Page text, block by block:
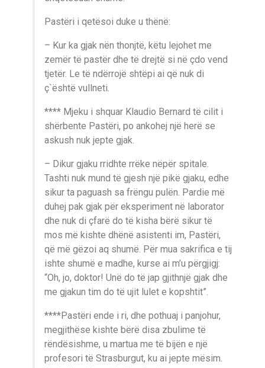
Pastëri i qetësoi duke u thënë:
– Kur ka gjak nën thonjtë, këtu lejohet me
zemër të pastër dhe të drejtë si në çdo vend
tjetër. Le të ndërrojë shtëpi ai që nuk di
ç`është vullneti.
**** Mjeku i shquar Klaudio Bernard të cilit i
shërbente Pastëri, po ankohej një herë se
askush nuk jepte gjak.
– Dikur gjaku rridhte rrëke nëpër spitale.
Tashti nuk mund të gjesh një pikë gjaku, edhe
sikur ta paguash sa frëngu pulën. Pardie më
duhej pak gjak për eksperiment në laborator
dhe nuk di çfarë do të kisha bërë sikur të
mos më kishte dhënë asistenti im, Pastëri,
që më gëzoi aq shumë. Për mua sakrifica e tij
ishte shumë e madhe, kurse ai m’u përgjigj:
“Oh, jo, doktor! Unë do të jap gjithnjë gjak dhe
me gjakun tim do të ujit lulet e kopshtit”.
****Pastëri ende i ri, dhe pothuaj i panjohur,
megjithëse kishte bërë disa zbulime të
rëndësishme, u martua me të bijën e një
profesori të Strasburgut, ku ai jepte mësim.